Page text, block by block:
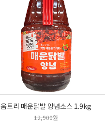
움트리 매운닭발 양념소스 1.9kg
12,900원